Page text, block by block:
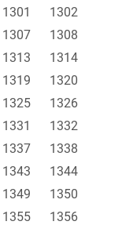
1301
1302
1307
1308
1313
1314
1319
1320
1325
1326
1331
1332
1337
1338
1343
1344
1349
1350
1355
1356